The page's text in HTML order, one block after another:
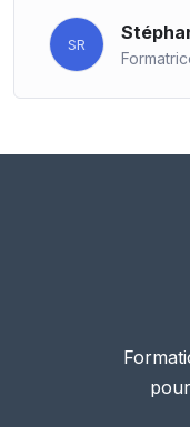
SR